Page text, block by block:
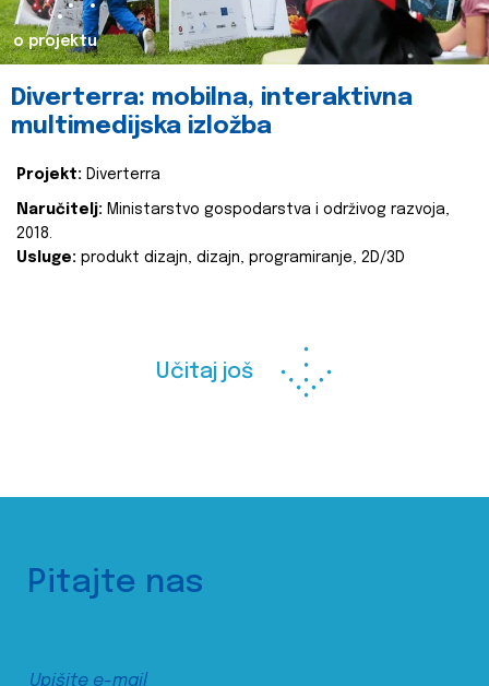
o projektu
Diverterra: mobilna, interaktivna
multimedijska izložba
Projekt: Diverterra
Naručitelj: Ministarstvo gospodarstva i održivog razvoja,
2018.
Usluge: produkt dizajn, dizajn, programiranje, 2D/3D
Učitaj još
Pitajte nas